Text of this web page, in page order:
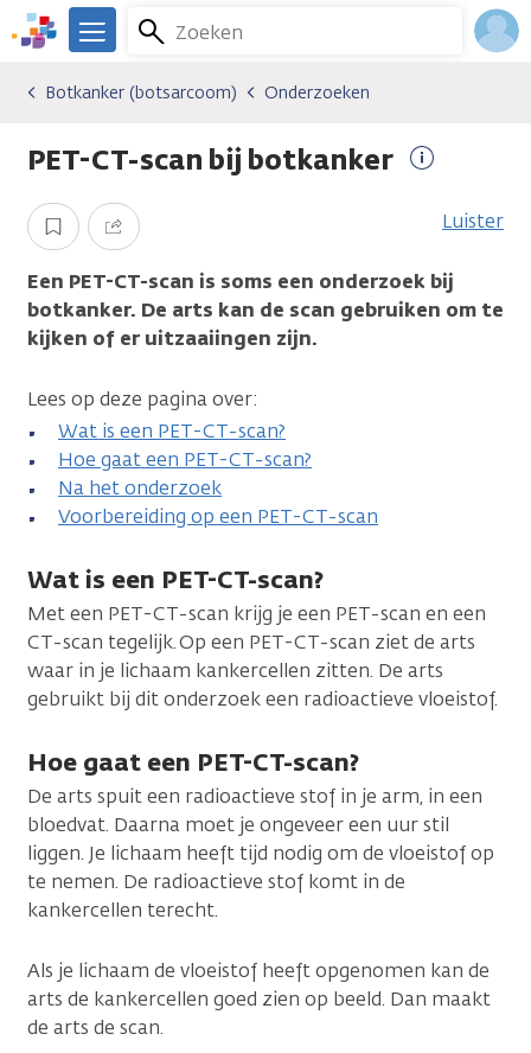
Overslaan
en
gaan
We
er
je.
Zoeken
Menu
Kankersoorten
Botkanker (botsarcoom)
Onderzoeken
Botkanker (botsarcoom) Onderzoeken
PET-CT-scan bij botkanker
informatie
Opslaan Delen Luister
Een PET-CT-scan is soms een onderzoek bij
botkanker. De arts kan de scan gebruiken om te
kijken of er uitzaaiingen zijn.
Lees op deze pagina over:
Wat is een PET-CT-scan?
Hoe gaat een PET-CT-scan?
Na het onderzoek
Voorbereiding op een PET-CT-scan
Wat is een PET-CT-scan?
Met een PET-CT-scan krijg je een PET-scan en een
CT-scan tegelijk. Op een PET-CT-scan ziet de arts
waar in je lichaam kankercellen zitten. De arts
gebruikt bij dit onderzoek een radioactieve vloeistof.
Hoe gaat een PET-CT-scan?
De arts spuit een radioactieve stof in je arm, in een
bloedvat. Daarna moet je ongeveer een uur stil
liggen. Je lichaam heeft tijd nodig om de vloeistof op
te nemen. De radioactieve stof komt in de
kankercellen terecht.
Als je lichaam de vloeistof heeft opgenomen kan de
arts de kankercellen goed zien op beeld. Dan maakt
de arts de scan.